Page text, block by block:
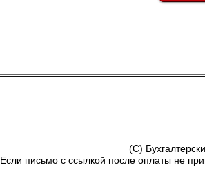
(C)
Если письмо с ссылкой после оплаты не